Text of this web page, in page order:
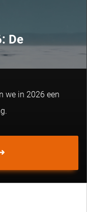
De
we in 2026 een